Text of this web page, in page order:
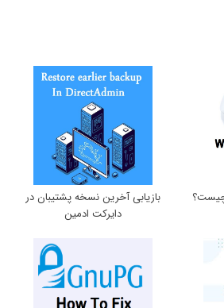
بازیابی آخرین نسخه پشتیبان در
دایرکت ادمین